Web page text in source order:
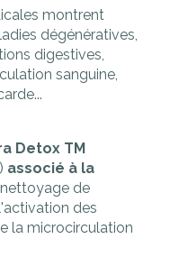
montrent
dégénératives,
digestives,
sanguine,
Detox TM
associé à la
nettoyage de
des
la microcirculation